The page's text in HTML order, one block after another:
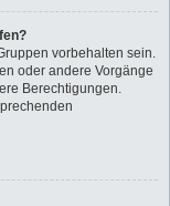
vorbehalten sein.
oder andere Vorgänge
Berechtigungen.